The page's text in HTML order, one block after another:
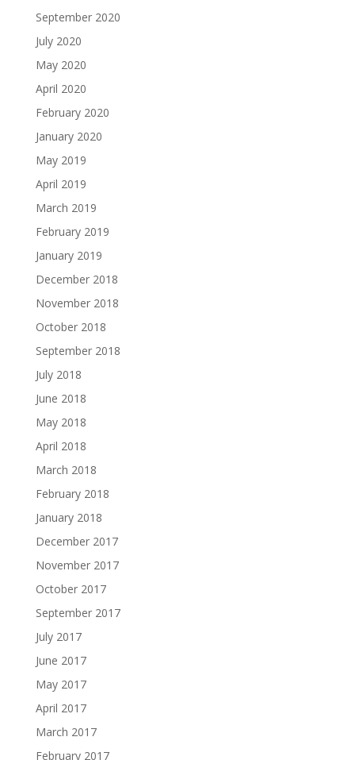
September 2020
July 2020
May 2020
April 2020
February 2020
January 2020
May 2019
April 2019
March 2019
February 2019
January 2019
December 2018
November 2018
October 2018
September 2018
July 2018
June 2018
May 2018
April 2018
March 2018
February 2018
January 2018
December 2017
November 2017
October 2017
September 2017
July 2017
June 2017
May 2017
April 2017
March 2017
February 2017